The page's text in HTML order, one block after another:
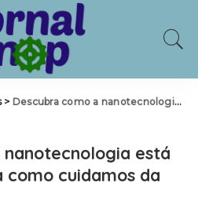
> Descubra como a nanotecnologia está mudando a forma como cuidamos da nossa saúde!
está
cuidamos da